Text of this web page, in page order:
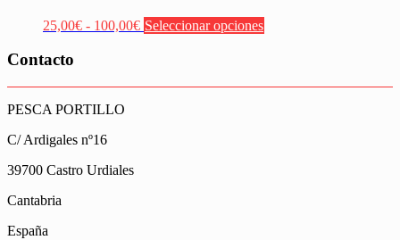
25,00€ - 100,00€Rango
25,00€
Seleccionar opciones
variantes.
Contacto
PESCA PORTILLO
C/ Ardigales nº16
39700 Castro Urdiales
Cantabria
España